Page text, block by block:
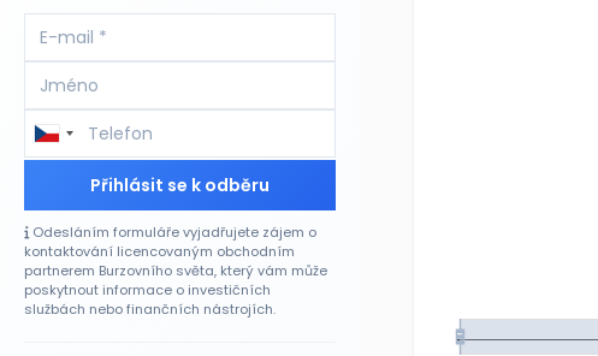
Přihlásit se k odběru
Odesláním formuláře vyjadřujete zájem o
kontaktování licencovaným obchodním
partnerem Burzovního světa, který vám může
poskytnout informace o investičních
službách nebo finančních nástrojích.